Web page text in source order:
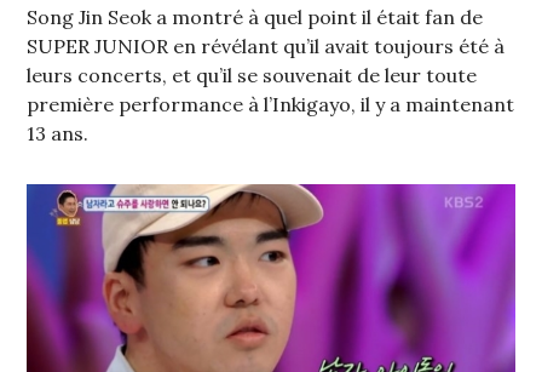
Song Jin Seok a montré à quel point il était fan de
SUPER JUNIOR en révélant qu’il avait toujours été à
leurs concerts, et qu’il se souvenait de leur toute
première performance à l’Inkigayo, il y a maintenant
13 ans.